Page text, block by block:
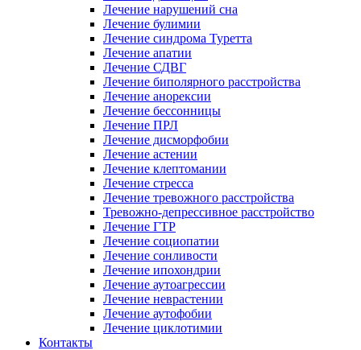
Лечение нарушений сна
Лечение булимии
Лечение синдрома Туретта
Лечение апатии
Лечение СДВГ
Лечение биполярного расстройства
Лечение анорексии
Лечение бессонницы
Лечение ПРЛ
Лечение дисморфобии
Лечение астении
Лечение клептомании
Лечение стресса
Лечение тревожного расстройства
Тревожно-депрессивное расстройство
Лечение ГТР
Лечение социопатии
Лечение сонливости
Лечение ипохондрии
Лечение аутоагрессии
Лечение неврастении
Лечение аутофобии
Лечение циклотимии
Контакты